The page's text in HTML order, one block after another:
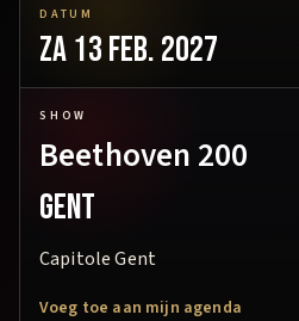
DATUM
za 13 feb. 2027
SHOW
Beethoven 200
Gent
Capitole Gent
Voeg toe aan mijn agenda